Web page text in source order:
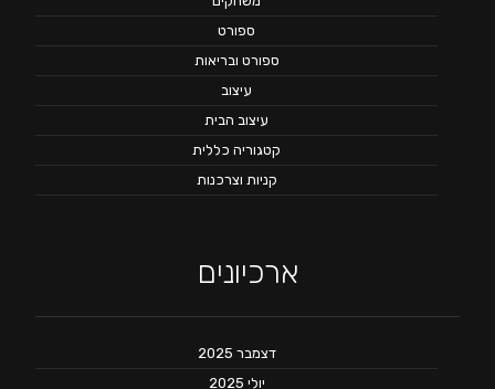
ספורט
ספורט ובריאות
עיצוב
עיצוב הבית
קטגוריה כללית
קניות וצרכנות
ארכיונים
דצמבר 2025
יולי 2025